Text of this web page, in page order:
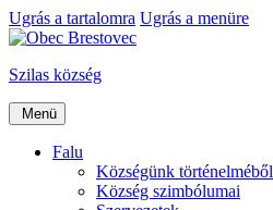
Ugrás a tartalomra Ugrás a menüre
Szilas község
Menü
Falu
Községünk történelméből
Község szimbólumai